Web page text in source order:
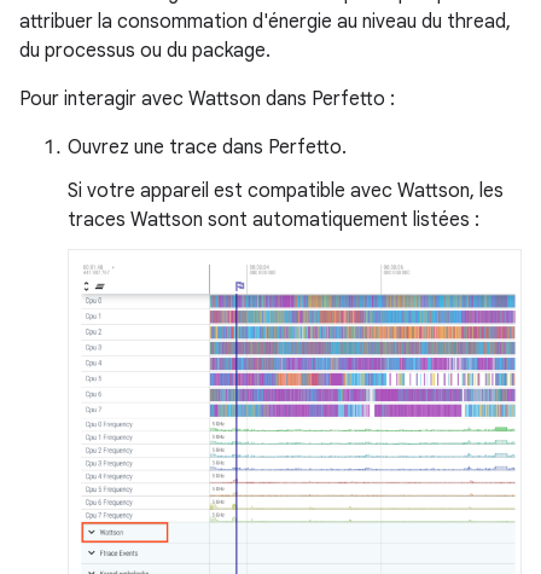
attribuer la consommation d'énergie au niveau du thread,
du processus ou du package.
Pour interagir avec Wattson dans Perfetto :
Ouvrez une trace dans Perfetto.
Si votre appareil est compatible avec Wattson, les
traces Wattson sont automatiquement listées :